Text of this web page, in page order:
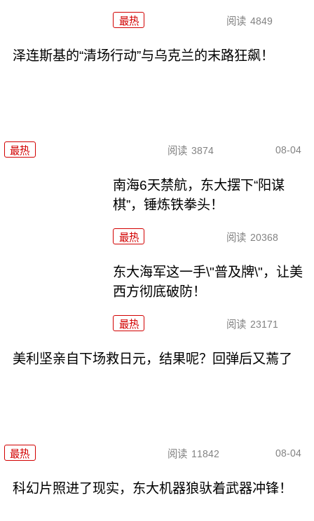
最热 阅读 4849
泽连斯基的“清场行动”与乌克兰的末路狂飙！
最热 阅读 3874 08-04
南海6天禁航，东大摆下“阳谋
棋”，锤炼铁拳头！
最热 阅读 20368
东大海军这一手\"普及牌\"，让美
西方彻底破防！
最热 阅读 23171
美利坚亲自下场救日元，结果呢？回弹后又蔫了
最热 阅读 11842 08-04
科幻片照进了现实，东大机器狼驮着武器冲锋！